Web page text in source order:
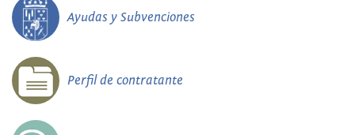
Ayudas y Subvenciones
Perfil de contratante